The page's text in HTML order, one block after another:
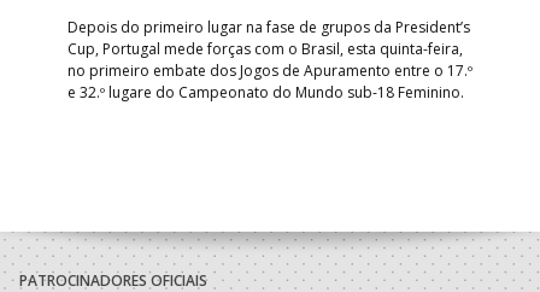
Depois do primeiro lugar na fase de grupos da President’s
Cup, Portugal mede forças com o Brasil, esta quinta-feira,
no primeiro embate dos Jogos de Apuramento entre o 17.º
e 32.º lugare do Campeonato do Mundo sub-18 Feminino.
PATROCINADORES OFICIAIS